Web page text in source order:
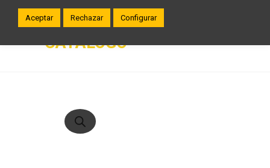
CATÁLOGO
productos
Aceptar Rechazar Configurar